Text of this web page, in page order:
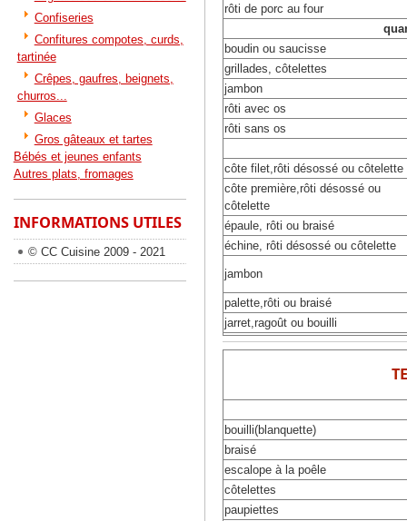
rôti de porc au four
boudin ou saucisse
grillades, côtelettes
jambon
rôti avec os
rôti sans os
côte filet,rôti désossé ou côtelette
côte première,rôti désossé ou
côtelette
épaule, rôti ou braisé
échine, rôti désossé ou côtelette
jambon
palette,rôti ou braisé
jarret,ragoût ou bouilli
bouilli(blanquette)
braisé
escalope à la poêle
côtelettes
paupiettes
Confiseries
Confitures compotes, curds,
tartinée
Crêpes, gaufres, beignets,
churros...
Glaces
Gros gâteaux et tartes
Bébés et jeunes enfants
Autres plats, fromages
INFORMATIONS UTILES
© CC Cuisine 2009 - 2021